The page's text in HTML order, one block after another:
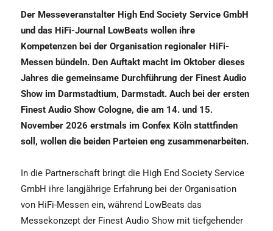
Der Messeveranstalter High End Society Service GmbH
und das HiFi-Journal LowBeats wollen ihre
Kompetenzen bei der Organisation regionaler HiFi-
Messen bündeln. Den Auftakt macht im Oktober dieses
Jahres die gemeinsame Durchführung der Finest Audio
Show im Darmstadtium, Darmstadt. Auch bei der ersten
Finest Audio Show Cologne, die am 14. und 15.
November 2026 erstmals im Confex Köln stattfinden
soll, wollen die beiden Parteien eng zusammenarbeiten.
In die Partnerschaft bringt die High End Society Service
GmbH ihre langjährige Erfahrung bei der Organisation
von HiFi-Messen ein, während LowBeats das
Messekonzept der Finest Audio Show mit tiefgehender